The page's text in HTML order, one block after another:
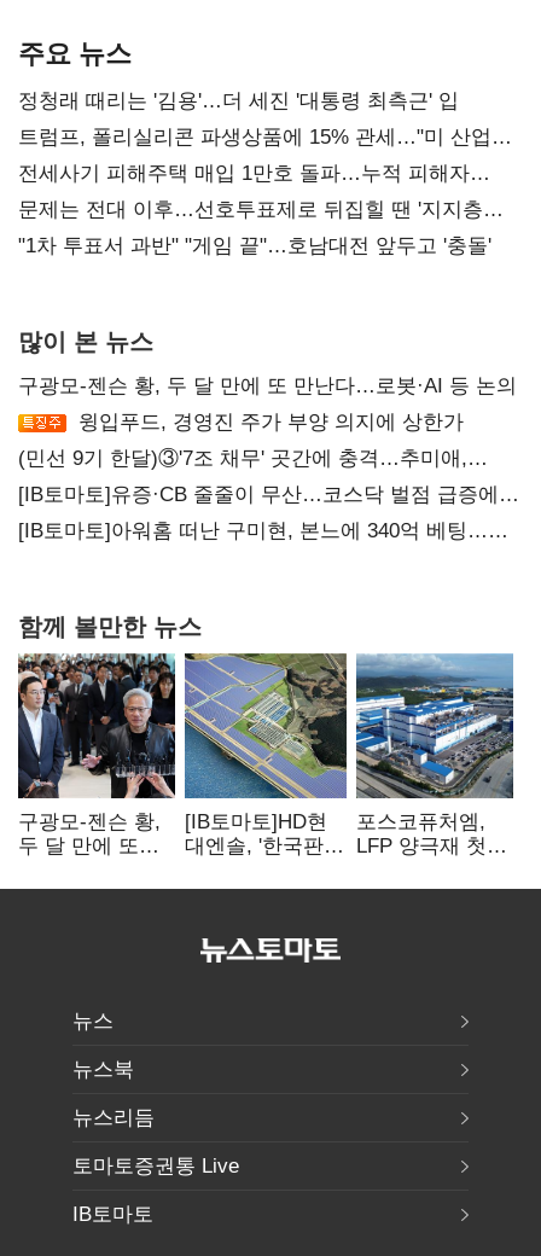
주요 뉴스
정청래 때리는 '김용'…더 세진 '대통령 최측근' 입
트럼프, 폴리실리콘 파생상품에 15% 관세…"미 산업
재건"
전세사기 피해주택 매입 1만호 돌파…누적 피해자
4만278명
문제는 전대 이후…선호투표제로 뒤집힐 땐 '지지층
불복'
"1차 투표서 과반" "게임 끝"…호남대전 앞두고 '충돌'
많이 본 뉴스
구광모-젠슨 황, 두 달 만에 또 만난다…로봇·AI 등 논의
윙입푸드, 경영진 주가 부양 의지에 상한가
(민선 9기 한달)③'7조 채무' 곳간에 충격…추미애,
20년만에 '비상재정' 선언 승부수
[IB토마토]유증·CB 줄줄이 무산…코스닥 벌점 급증에
상폐 압박
[IB토마토]아워홈 떠난 구미현, 본느에 340억 베팅…
함께 볼만한 뉴스
구광모-젠슨 황,
두 달 만에 또
등 논의
[IB토마토]HD현
대엔솔, '한국판
세액공제 선택이
포스코퓨처엠,
LFP 양극재 첫
ESS 시장 공략
뉴스
뉴스북
뉴스리듬
토마토증권통 Live
IB토마토